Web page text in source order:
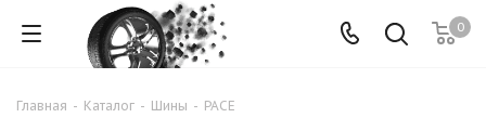
0
Главная - Каталог - Шины - PACE